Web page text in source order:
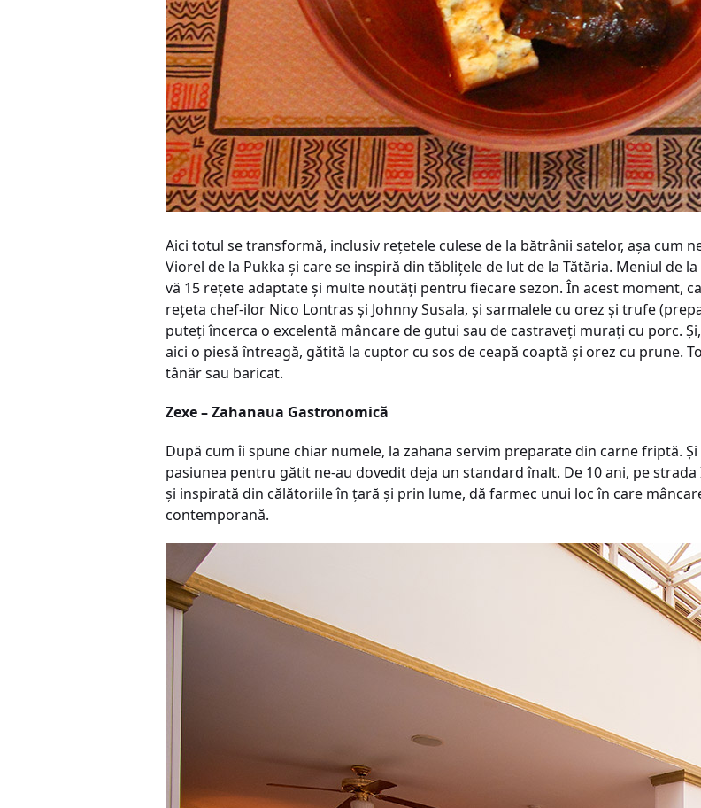
Aici totul se transformă, inclusiv reţetele culese de la bătrânii satelor, așa cum
Viorel de la Pukka și care se inspiră din tăbliţele de lut de la Tătăria. Meniul de
vă 15 reţete adaptate și multe noutăţi pentru fiecare sezon. În acest moment,
reţeta chef-ilor Nico Lontras și Johnny Susala, și sarmalele cu orez și trufe
puteţi încerca o excelentă mâncare de gutui sau de castraveţi muraţi cu porc.
aici o piesă întreagă, gătită la cuptor cu sos de ceapă coaptă și orez cu prune.
tânăr sau baricat.
Zexe – Zahanaua Gastronomică
După cum îi spune chiar numele, la zahana servim preparate din carne friptă.
pasiunea pentru gătit ne-au dovedit deja un standard înalt. De 10 ani, pe
și inspirată din călătoriile în ţară și prin lume, dă farmec unui loc în care
contemporană.